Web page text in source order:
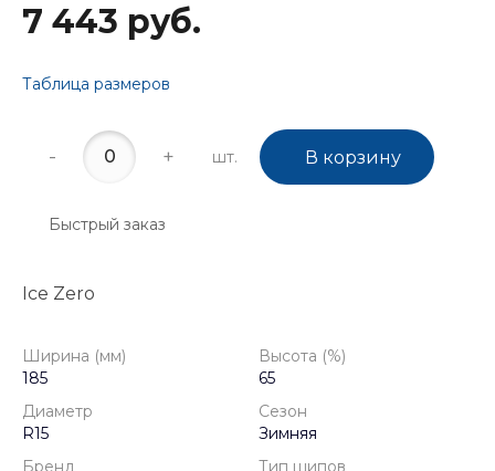
7 443 руб.
Таблица размеров
- + шт. В корзину
Быстрый заказ
Ice Zero
Ширина (мм)
185
Высота (%)
65
Диаметр
R15
Сезон
Зимняя
Бренд
Тип шипов